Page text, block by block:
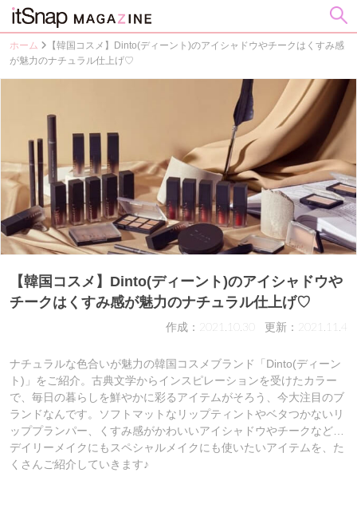
ホーム
【韓国コスメ】Dinto(ディーント)のアイシャドウやチークはくすみ感
が魅力のナチュラル仕上げ♡
【韓国コスメ】Dinto(ディーント)のアイシャドウや
チークはくすみ感が魅力のナチュラル仕上げ♡
作成：2021.10.30 更新：2021.11.4
ナチュラルな色合いが魅力の韓国コスメブランド「Dinto(ディーン
ト)」をご紹介。古典文学からインスピレーションを受けたカラー
で、毎日の暮らしを鮮やかに彩るアイテムがそろう、今大注目のブ
ランドなんです。ソフトマットなリップティントやベタつかないリ
ッププランパー、くすみ感がかわいいアイシャドウやチークなど…
デイリーメイクにもスペシャルメイクにも使いたいアイテムを、た
くさんご紹介していきます♪